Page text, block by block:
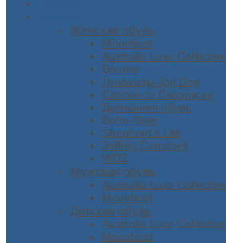
Женская обувь
Moovboot
Australia Luxe Collective
Bourne
Луноходы Jog Dog
Сапоги со Сваровски
Домашняя обувь
Boho-Style
Shepherd's Life
Jeffrey Campbell
WOZ
Мужская обувь
Australia Luxe Collective
Moovboot
Детская обувь
Australia Luxe Collective
Moovboot